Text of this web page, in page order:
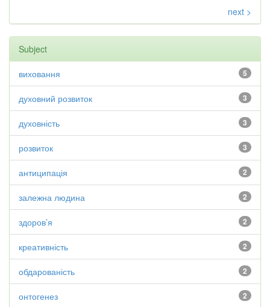
next >
Subject
5
виховання
3
духовний розвиток
3
духовність
3
розвиток
2
антиципація
2
залежна людина
2
здоров’я
2
креативність
2
обдарованість
2
онтогенез